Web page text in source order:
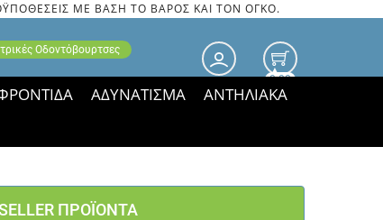
ΜΕ ΒΑΣΗ ΤΟ ΒΑΡΟΣ ΚΑΙ ΤΟΝ ΟΓΚΟ.
Οδοντόβουρτσες
0.00
ΑΔΥΝΑΤΙΣΜΑ
ΑΝΤΗΛΙΑΚΑ
ΠΑΡΑΜΕΝΟΥΝ!
ΠΡΟΪΟΝΤΑ